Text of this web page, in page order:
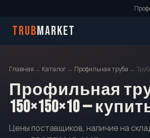
TRUBMARKET
Главная → Каталог → Профильная труба →
Профильная
150×150×10 —
Цены поставщиков, наличие на